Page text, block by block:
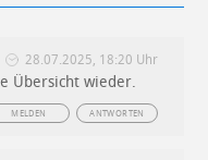
28.07.2025, 18:20 Uhr
Übersicht wieder.
ANTWORTEN
MELDEN